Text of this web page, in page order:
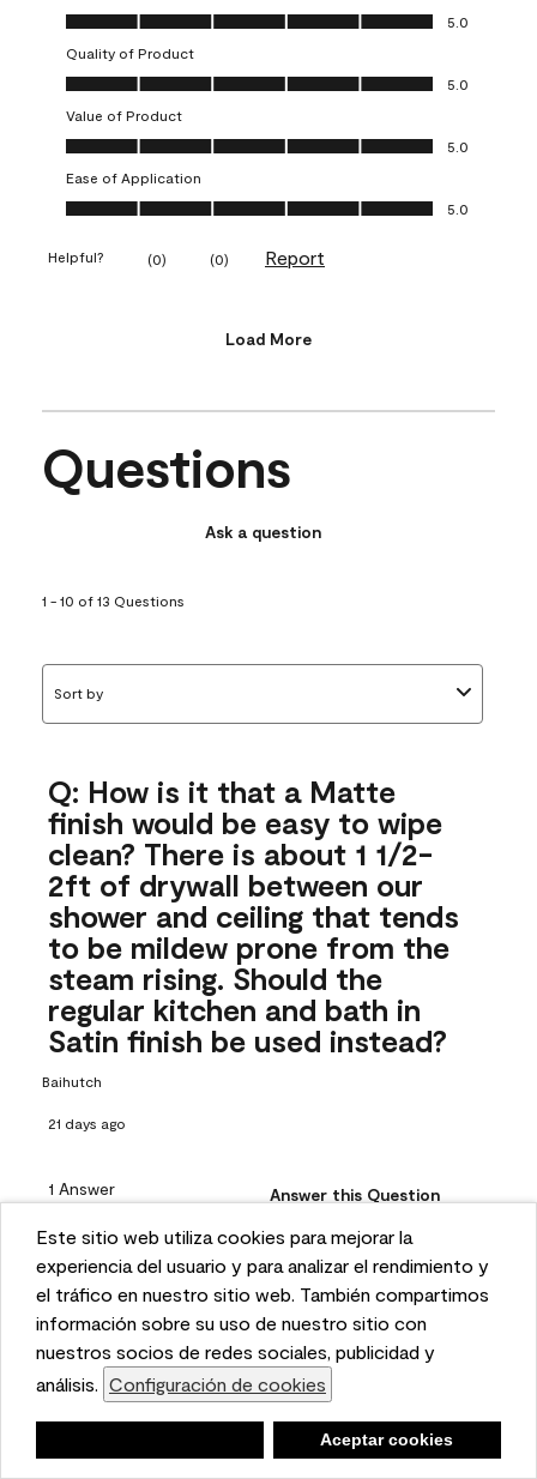
This website uses cookies to enhance user experience
and to analyze performance and traffic on our website.
We also share information about your use of our site
with our social media, advertising, and analytics
partners. Cookie Settings
Accept Cookies
Este sitio web utiliza cookies para mejorar la
experiencia del usuario y para analizar el rendimiento y
el tráfico en nuestro sitio web. También compartimos
información sobre su uso de nuestro sitio con
nuestros socios de redes sociales, publicidad y
análisis. Configuración de cookies
Aceptar cookies
Overall Appearance, 5.0 out of 5
5.0
Quality of Product
Quality of Product, 5.0 out of 5
5.0
Value of Product
Value of Product, 5.0 out of 5
5.0
Ease of Application
Ease of Application, 5.0 out of 5
5.0
Helpful? (0) (0) Report
Load More
Questions
Ask a question
1 - 10 of 13 Questions
Sort by
Q: How is it that a Matte
finish would be easy to wipe
clean? There is about 1 1/2-
2ft of drywall between our
shower and ceiling that tends
to be mildew prone from the
steam rising. Should the
regular kitchen and bath in
Satin finish be used instead?
Baihutch
21 days ago
1 Answer Answer this Question
A: Hi, thanks for your question! Aura® Bath & Spa, Matte is
designed for high-humidity areas and offers excellent
moisture resistance and can be easily wiped down. It also
contains an antimicrobial to prevent the growth of mildew.
If this specific area will be cleaned quite regularly, Kitchen
& Bath, Satin can provide added durability while still
offering mildew-resistant protection. If you'd like to